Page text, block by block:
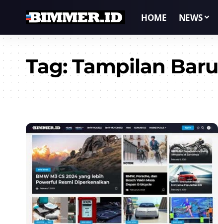
HOME NEWS
Tag:Tampilan Baru